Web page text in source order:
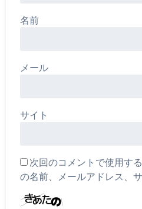
名前
メール
サイト
次回のコメントで使用す
の名前、メールアドレス、